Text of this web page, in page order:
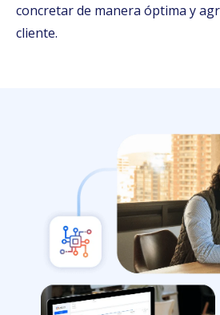
concretar de manera óptima y
cliente.